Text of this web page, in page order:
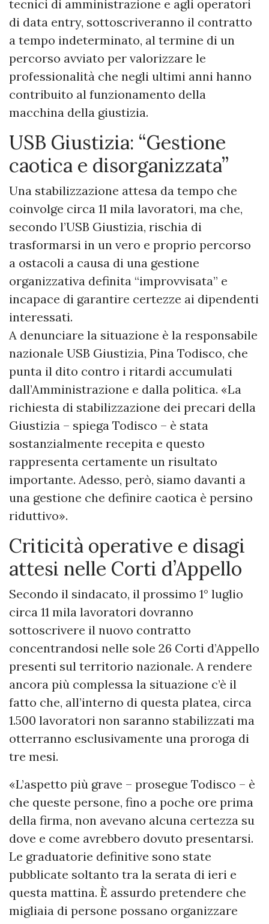
tecnici di amministrazione e agli operatori
di data entry, sottoscriveranno il contratto
a tempo indeterminato, al termine di un
percorso avviato per valorizzare le
professionalità che negli ultimi anni hanno
contribuito al funzionamento della
macchina della giustizia.
USB Giustizia: “Gestione
caotica e disorganizzata”
Una stabilizzazione attesa da tempo che
coinvolge circa 11 mila lavoratori, ma che,
secondo l’USB Giustizia, rischia di
trasformarsi in un vero e proprio percorso
a ostacoli a causa di una gestione
organizzativa definita “improvvisata” e
incapace di garantire certezze ai dipendenti
interessati.
A denunciare la situazione è la responsabile
nazionale USB Giustizia, Pina Todisco, che
punta il dito contro i ritardi accumulati
dall’Amministrazione e dalla politica. «La
richiesta di stabilizzazione dei precari della
Giustizia – spiega Todisco – è stata
sostanzialmente recepita e questo
rappresenta certamente un risultato
importante. Adesso, però, siamo davanti a
una gestione che definire caotica è persino
riduttivo».
Criticità operative e disagi
attesi nelle Corti d’Appello
Secondo il sindacato, il prossimo 1° luglio
circa 11 mila lavoratori dovranno
sottoscrivere il nuovo contratto
concentrandosi nelle sole 26 Corti d’Appello
presenti sul territorio nazionale. A rendere
ancora più complessa la situazione c’è il
fatto che, all’interno di questa platea, circa
1.500 lavoratori non saranno stabilizzati ma
otterranno esclusivamente una proroga di
tre mesi.
«L’aspetto più grave – prosegue Todisco – è
che queste persone, fino a poche ore prima
della firma, non avevano alcuna certezza su
dove e come avrebbero dovuto presentarsi.
Le graduatorie definitive sono state
pubblicate soltanto tra la serata di ieri e
questa mattina. È assurdo pretendere che
migliaia di persone possano organizzare